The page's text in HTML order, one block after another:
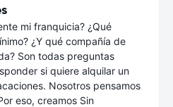
mi franquicia? ¿Qué
¿Y qué compañía de
Son todas preguntas
si quiere alquilar un
Nosotros pensamos
eso, creamos Sin